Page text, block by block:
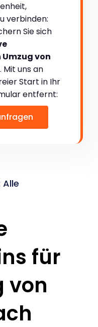
verbinden:
Sie sich
von
. Mit uns an
Start in Ihr
entfernt:
Alle
für
von